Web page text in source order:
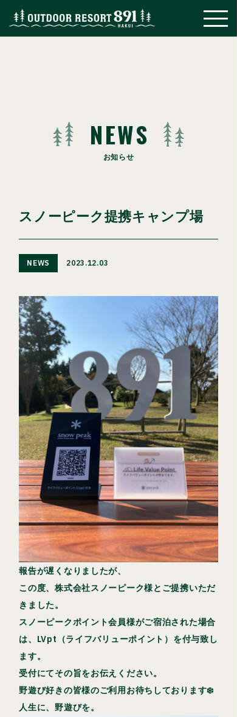
NEWS
お知らせ
スノーピーク提携キャンプ場
NEWS 2023.12.03
報告が遅くなりましたが、
この度、株式会社スノーピーク様とご提携いただ
きました。
スノーピークポイント会員様がご宿泊された場合
は、LVpt（ライフバリューポイント）を付与致し
ます。
受付にてその旨をお伝えください。
野遊び好きの皆様のご利用お待ちしております❄️
人生に、野遊びを。